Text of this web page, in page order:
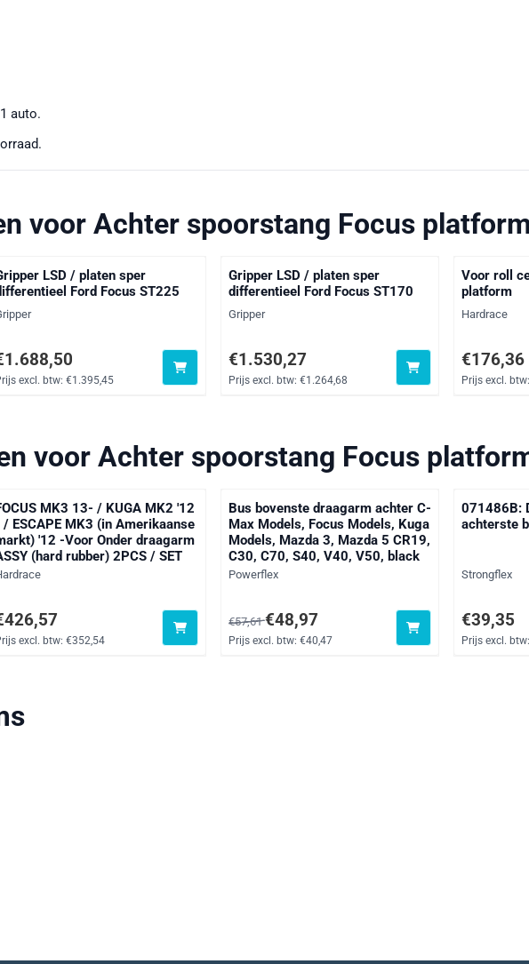
auto.
voorAchter spoorstang Focus platform
LSD / platen sper
Ford Focus ST225
1 688,50, exclusief btw: 1 395,45
excl. btw: €1.395,45
Gripper LSD / platen sper
differentieel Ford Focus ST170
Merk:
Gripper
Prijs: 1 530,27, exclusief btw: 1 264,68
€1.530,27
Prijs excl. btw: €1.264,68
Voor roll
platform
Merk:
Hardrace
Prijs:
€176,36
Prijs excl. btw:
voorAchter spoorstang Focus
MK3 13- / KUGA MK2 '12
/ ESCAPE MK3 (in Amerikaanse
'12 -Voor Onder draagarm
(hard rubber) 2PCS / SET
426,57, exclusief btw: 352,54
excl. btw: €352,54
Bus bovenste draagarm achter C-
Max Models, Focus Models, Kuga
Models, Mazda 3, Mazda 5 CR19,
C30, C70, S40, V40, V50, black
Merk:
Powerflex
Van 57,61 voor 48,97, exclusief btw: 40,47
€57,61€48,97
Prijs excl. btw: €40,47
071486B:
achterste
Merk:
Strongflex
Prijs:
€39,35
Prijs excl. btw: